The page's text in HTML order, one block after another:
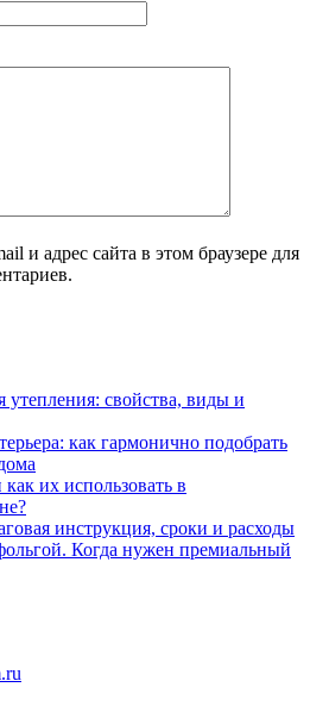
и адрес сайта в этом браузере для
утепления: свойства, виды и
как гармонично подобрать
их использовать в
инструкция, сроки и расходы
Когда нужен премиальный